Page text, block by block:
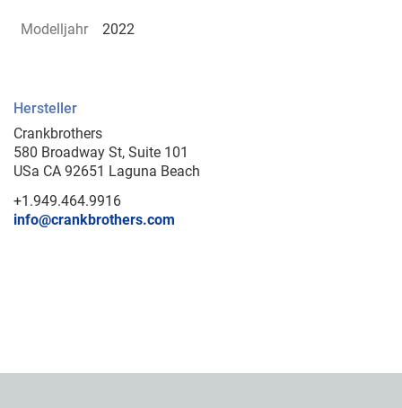
Modelljahr 2022
Hersteller
Crankbrothers
580 Broadway St, Suite 101
USa CA 92651 Laguna Beach
+1.949.464.9916
info@crankbrothers.com